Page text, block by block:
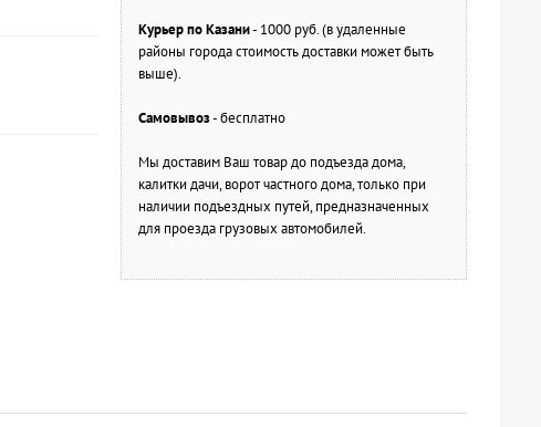
Курьер по Казани- 1000 руб. (в удаленные
районы города стоимость доставки может быть
выше).
Самовывоз- бесплатно
Мы доставим Ваш товар до подъезда дома,
калитки дачи, ворот частного дома, только при
наличии подъездных путей, предназначенных
для проезда грузовых автомобилей.